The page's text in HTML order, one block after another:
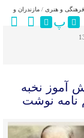
فرهنگی و هنری / مازندران و
پ
آموز نخبه
نامه نوشت